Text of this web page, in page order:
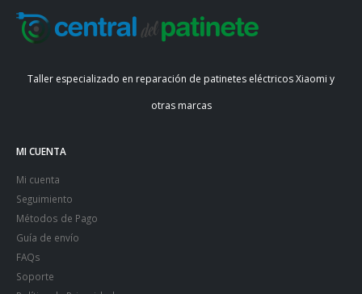
Taller especializado en reparación de patinetes eléctricos Xiaomi y
otras marcas
MI CUENTA
Mi cuenta
Seguimiento
Métodos de Pago
Guía de envío
FAQs
Soporte